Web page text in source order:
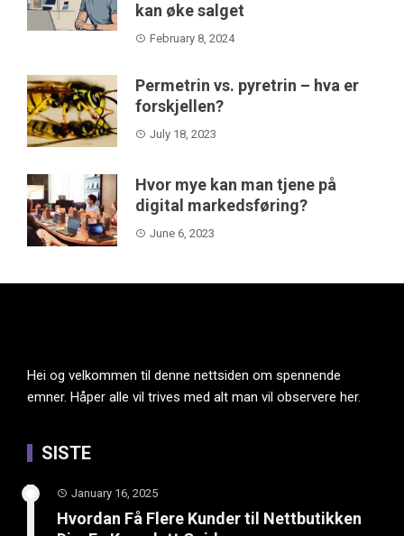
kan øke salget
February 8, 2024
Permetrin vs. pyretrin – hva er
forskjellen?
July 18, 2023
Hvor mye kan man tjene på
digital markedsføring?
June 6, 2023
Hei og velkommen til denne nettsiden om spennende
emner. Håper alle vil trives med alt man vil observere her.
SISTE
January 16, 2025
Hvordan Få Flere Kunder til Nettbutikken